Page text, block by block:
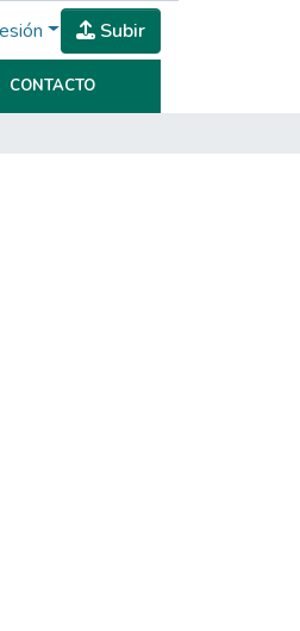
Subir
CONTACTO